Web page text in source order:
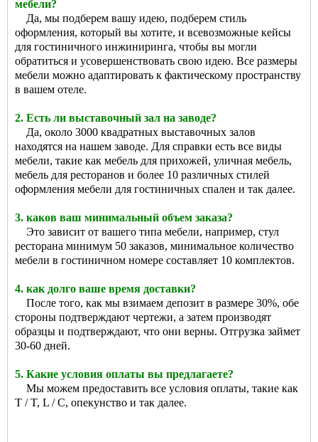
мебели?
Да, мы подберем вашу идею, подберем стиль
оформления, который вы хотите, и всевозможные кейсы
для гостиничного инжиниринга, чтобы вы могли
обратиться и усовершенствовать свою идею. Все размеры
мебели можно адаптировать к фактическому пространству
в вашем отеле.
2. Есть ли выставочный зал на заводе?
Да, около 3000 квадратных выставочных залов
находятся на нашем заводе. Для справки есть все виды
мебели, такие как мебель для прихожей, уличная мебель,
мебель для ресторанов и более 10 различных стилей
оформления мебели для гостиничных спален и так далее.
3. каков ваш минимальный объем заказа?
Это зависит от вашего типа мебели, например, стул
ресторана минимум 50 заказов, минимальное количество
мебели в гостиничном номере составляет 10 комплектов.
4. как долго ваше время доставки?
После того, как мы взимаем депозит в размере 30%, обе
стороны подтверждают чертежи, а затем производят
образцы и подтверждают, что они верны. Отгрузка займет
30-60 дней.
5. Какие условия оплаты вы предлагаете?
Мы можем предоставить все условия оплаты, такие как
T / T, L / C, опекунство и так далее.